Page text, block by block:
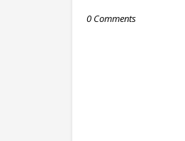
0 Comments